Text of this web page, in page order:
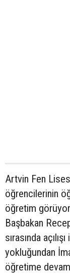
Artvin Fen
öğrencilerinin
öğretim
Başbakan
sırasında
yokluğundan
öğretime